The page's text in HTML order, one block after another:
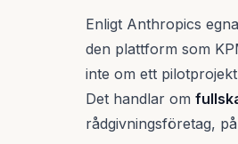
Enligt Anthropics
den plattform som
inte om ett
Det handlar om
rådgivningsföretag,